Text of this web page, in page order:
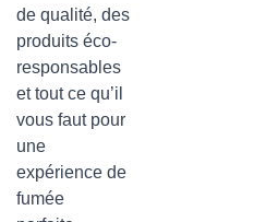
de qualité, des
produits éco-
responsables
et tout ce qu’il
vous faut pour
une
expérience de
fumée